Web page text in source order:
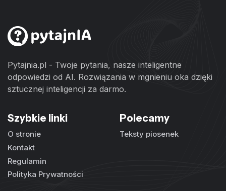
Pytajnia.pl - Twoje pytania, nasze inteligentne
odpowiedzi od AI. Rozwiązania w mgnieniu oka dzięki
sztucznej inteligencji za darmo.
Szybkie linki
O stronie
Kontakt
Regulamin
Polityka Prywatności
Polecamy
Teksty piosenek